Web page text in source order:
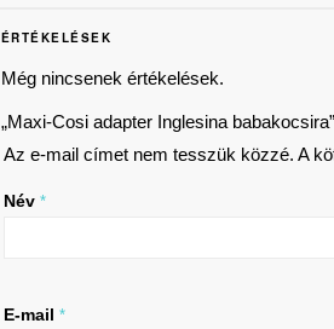
ÉRTÉKELÉSEK
Még nincsenek értékelések.
„Maxi-Cosi adapter Inglesina
Az e-mail címet nem tesszük közzé. A
Név *
E-mail *